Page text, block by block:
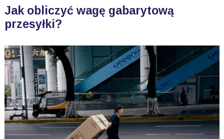
Jak obliczyć wagę gabarytową
przesyłki?